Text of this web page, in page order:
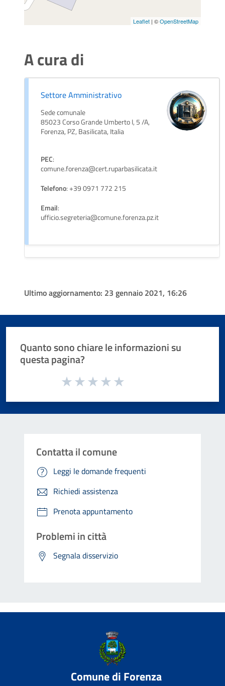
Leaflet | ©OpenStreetMap
A cura di
Settore Amministrativo
Sede comunale
85023 Corso Grande Umberto I, 5 /A,
Forenza, PZ, Basilicata, Italia
PEC:
comune.forenza@cert.ruparbasilicata.it
Telefono: +39 0971 772 215
Email:
ufficio.segreteria@comune.forenza.pz.it
Ultimo aggiornamento: 23 gennaio 2021, 16:26
Quanto sono chiare le informazioni su
questa pagina?
Valuta da 1 a 5 stelle la pagina
Contatta il comune
Leggi le domande frequenti
Richiedi assistenza
Prenota appuntamento
Problemi in città
Segnala disservizio
Comune di Forenza